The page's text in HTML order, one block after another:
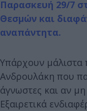
Παρασκευή 29/7
Θεσμών και
αναπάντητα.
Υπάρχουν μάλιστα
Ανδρουλάκη που
άγνωστες και αν
Εξαιρετικά